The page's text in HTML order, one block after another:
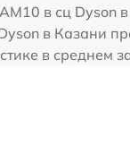
в сц Dyson
в Казани
в среднем